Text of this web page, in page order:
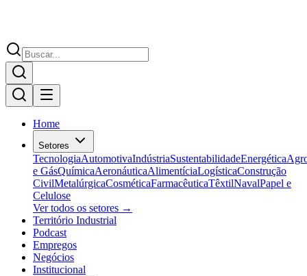
Home
Setores
TecnologiaAutomotivaIndústriaSustentabilidadeEnergética
e GásQuímicaAeronáuticaAlimentíciaLogísticaConstrução
CivilMetalúrgicaCosméticaFarmacêuticaTêxtilNavalPapel e
Celulose
Ver todos os setores →
Território Industrial
Podcast
Empregos
Negócios
Institucional